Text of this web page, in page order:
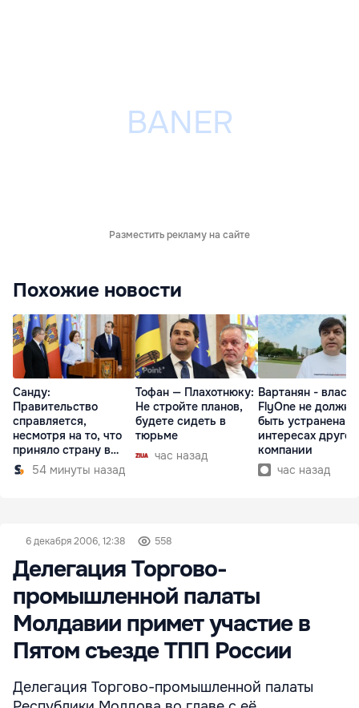
Разместить рекламу на сайте
Похожие новости
Санду:
Правительство
справляется,
несмотря на то, что
приняло страну в
разгар кризиса
54 минуты назад
Тофан — Плахотнюку:
Не стройте планов,
будете сидеть в
тюрьме
час назад
Вартанян -
FlyOne не должна
быть устранена в
интересах другой
компании
час назад
6 декабря 2006, 12:38 558
Делегация Торгово-
промышленной палаты
Молдавии примет участие в
Пятом съезде ТПП России
Делегация Торгово-промышленной палаты